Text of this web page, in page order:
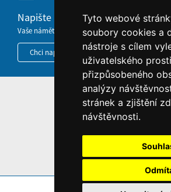
Tyto webové
soubory cookies a
nástroje s cílem
uživatelského
přizpůsobeného
analýzy
stránek a zjištění
návštěvnosti.
Napište nám
Vaše náměty, komentáře, připomínky a dotazy
Chci napsat MKČR
HOME
INFORMACE O WEBU